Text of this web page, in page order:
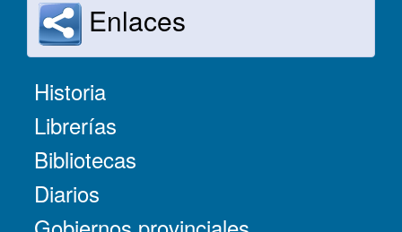
Enlaces
Historia
Librerías
Bibliotecas
Diarios